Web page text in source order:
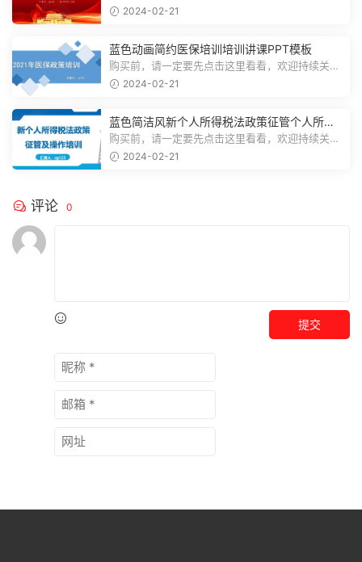
注，精彩模板每天推送预览结束，一共2...
2024-02-21
蓝色动画简约医保培训培训讲课PPT模板
购买前，请一定要先点击这里看看，欢迎持续关
注，精彩模板每天推送预览结束，一共3...
2024-02-21
蓝色简洁风新个人所得税法政策征管个人所得
税PPT模板
购买前，请一定要先点击这里看看，欢迎持续关
注，精彩模板每天推送预览结束，一共7...
2024-02-21
评论 0
提交